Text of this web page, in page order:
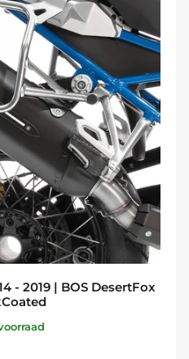
- 2019 | BOS DesertFox